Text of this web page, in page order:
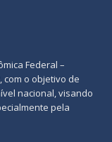
Federal –
com o objetivo de
nacional, visando
pela